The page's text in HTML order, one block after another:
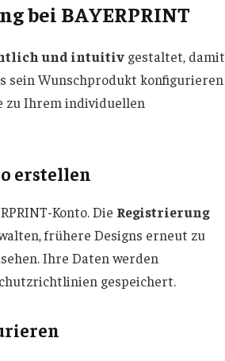
bei BAYERPRINT
und intuitivgestaltet, damit
sein Wunschprodukt konfigurieren
zu Ihrem individuellen
erstellen
Konto. Die Registrierung
frühere Designs erneut zu
Ihre Daten werden
gespeichert.